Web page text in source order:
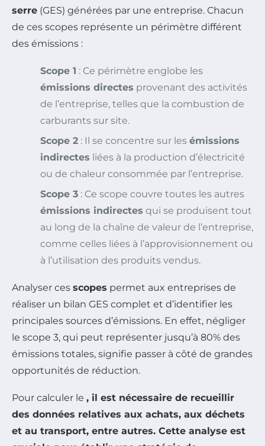
serre (GES) générées par une entreprise. Chacun
de ces scopes représente un périmètre différent
des émissions :
Scope 1 : Ce périmètre englobe les
émissions directes provenant des activités
de l’entreprise, telles que la combustion de
carburants sur site.
Scope 2 : Il se concentre sur les émissions
indirectes liées à la production d’électricité
ou de chaleur consommée par l’entreprise.
Scope 3 : Ce scope couvre toutes les autres
émissions indirectes qui se produisent tout
au long de la chaîne de valeur de l’entreprise,
comme celles liées à l’approvisionnement ou
à l’utilisation des produits vendus.
Analyser ces scopes permet aux entreprises de
réaliser un bilan GES complet et d’identifier les
principales sources d’émissions. En effet, négliger
le scope 3, qui peut représenter jusqu’à 80% des
émissions totales, signifie passer à côté de grandes
opportunités de réduction.
Pour calculer le , il est nécessaire de recueillir
des données relatives aux achats, aux déchets
et au transport, entre autres. Cette analyse est